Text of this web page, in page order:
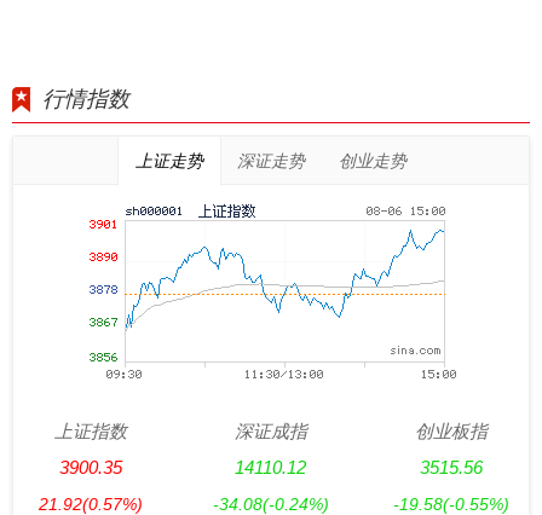
行情指数
上证走势 深证走势 创业走势
上证指数
3900.35
21.92(0.57%)
深证成指
14110.12
-34.08(-0.24%)
创业板指
3515.56
-19.58(-0.55%)